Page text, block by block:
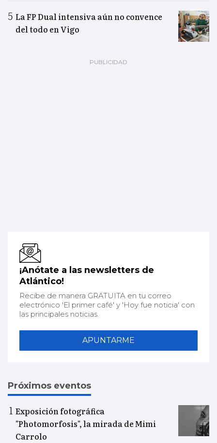
La FP Dual intensiva aún no convence
del todo en Vigo
¡Anótate a las newsletters de
Atlántico!
Recibe de manera GRATUITA en tu correo
electrónico 'El primer café' y 'Hoy fue noticia' con
las principales noticias.
APUNTARME
Próximos eventos
Exposición fotográfica
"Photomorfosis", la mirada de Mimi
Carrolo